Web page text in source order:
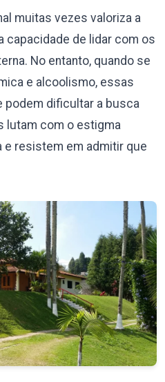
muitas vezes valoriza a
capacidade de lidar com os
No entanto, quando se
e alcoolismo, essas
podem dificultar a busca
lutam com o estigma
e resistem em admitir que